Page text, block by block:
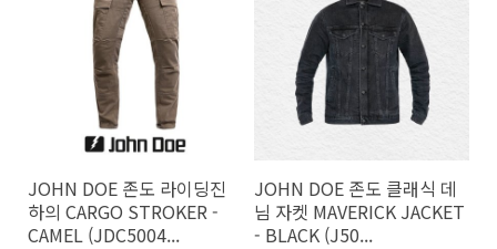
JOHN DOE 존도 라이딩진
하의 CARGO STROKER -
CAMEL (JDC5004...
JOHN DOE 존도 클래식 데
님 자켓 MAVERICK JACKET
- BLACK (J50...